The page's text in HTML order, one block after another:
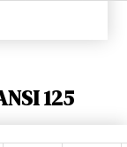
125